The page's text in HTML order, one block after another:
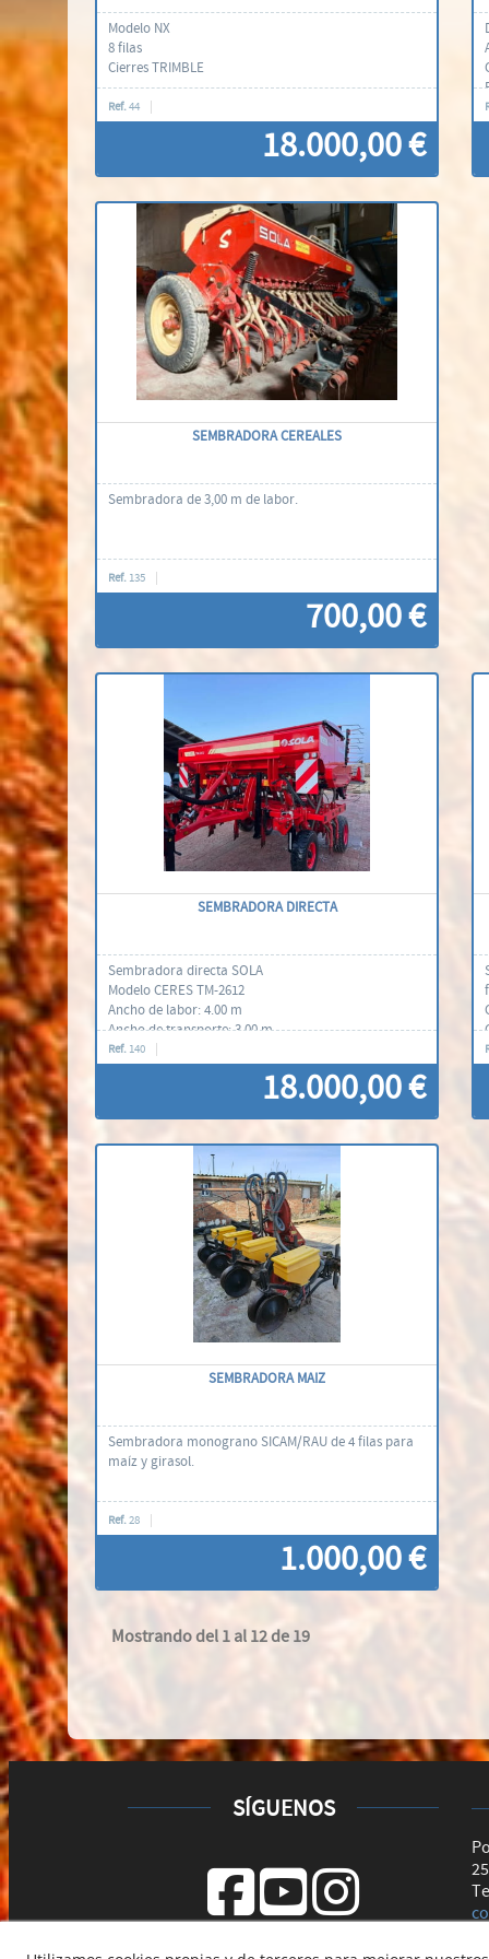
Modelo NX
8 filas
Cierres TRIMBLE
Ref.44
18.000,00 €
Contáctenos
SEMBRADORA CEREALES
Sembradora de 3,00 m de labor.
Ref. 135
700,00 €
SEMBRADORA DIRECTA
Sembradora directa SOLA
Modelo CERES TM-2612
Ancho de labor: 4.00 m
Ancho de transporte: 3.00 m
Abertura telescópica hidráulica
Punteras de tungsteno
Ref. 140
18.000,00 €
Contáctenos
SEMBRADORA MAIZ
Sembradora monograno SICAM/RAU de 4 filas para
maíz y girasol.
Ref.28
1.000,00 €
Contáctenos
Mostrando del 1 al 12 de 19
SÍGUENOS